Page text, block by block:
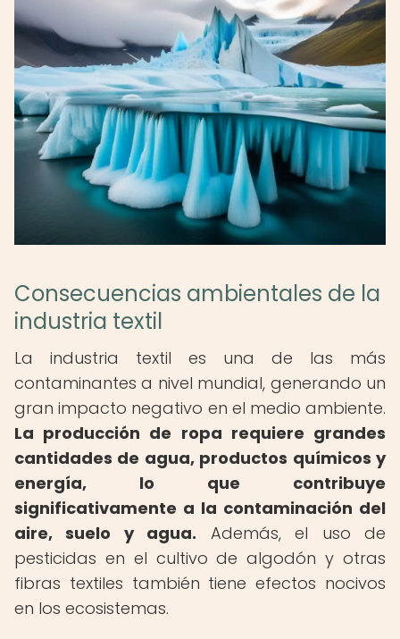
Consecuencias ambientales de la
industria textil
La industria textil es una de las más
contaminantes a nivel mundial, generando un
gran impacto negativo en el medio ambiente.
La producción de ropa requiere grandes
cantidades de agua, productos químicos y
energía, lo que contribuye
significativamente a la contaminación del
aire, suelo y agua. Además, el uso de
pesticidas en el cultivo de algodón y otras
fibras textiles también tiene efectos nocivos
en los ecosistemas.